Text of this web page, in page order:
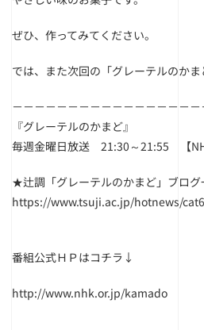
ぜひ、作ってみてください。
では、また次回の「グレーテルのかま
－－－－－－－－－－－－－－－－
『グレーテルのかまど』
毎週金曜日放送 21:30～21:55 【
★辻調「グレーテルのかまど」ブロ
https://www.tsuji.ac.jp/hotnews/
番組公式ＨＰはコチラ↓
http://www.nhk.or.jp/kamado